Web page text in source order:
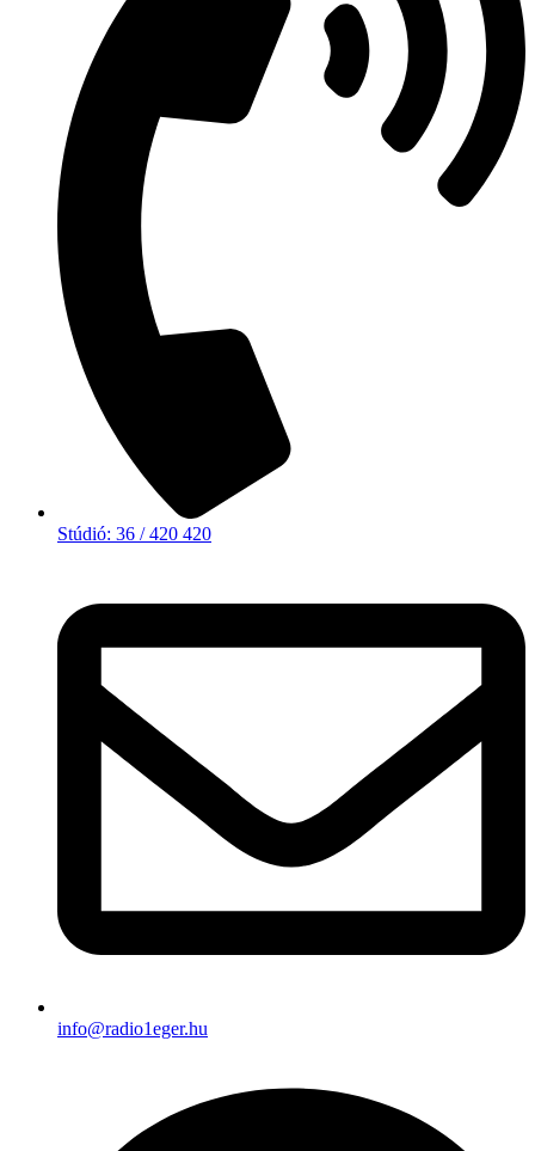
Stúdió: 36 / 420 420
info@radio1eger.hu